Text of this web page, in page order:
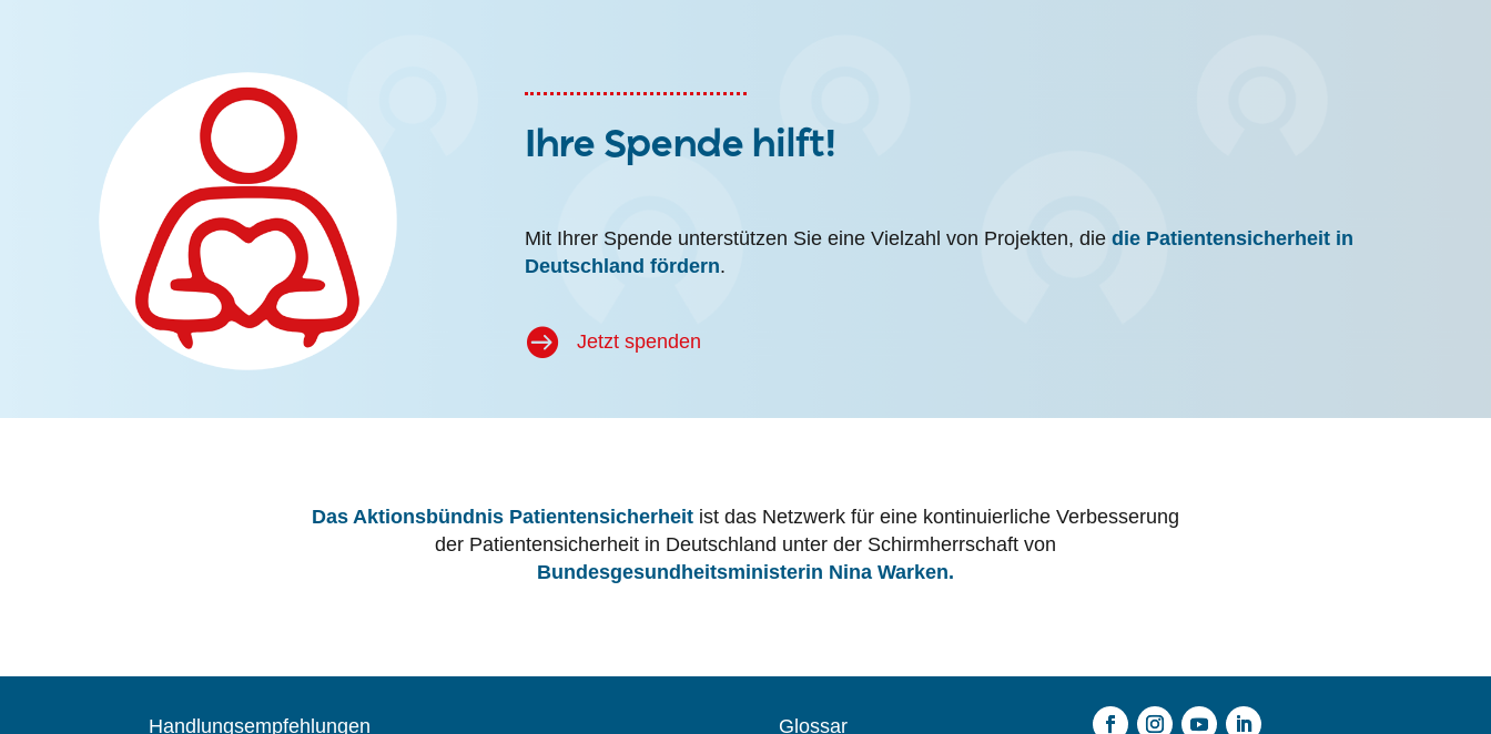
Ihre Spende hilft!
Mit Ihrer Spende unterstützen Sie eine Vielzahl von Projekten, die die Patientensicherheit in
Deutschland fördern.
Jetzt spenden
Das Aktionsbündnis Patientensicherheit ist das Netzwerk für eine kontinuierliche Verbesserung
der Patientensicherheit in Deutschland unter der Schirmherrschaft von
Bundesgesundheitsministerin Nina Warken.
Handlungsempfehlungen Glossar